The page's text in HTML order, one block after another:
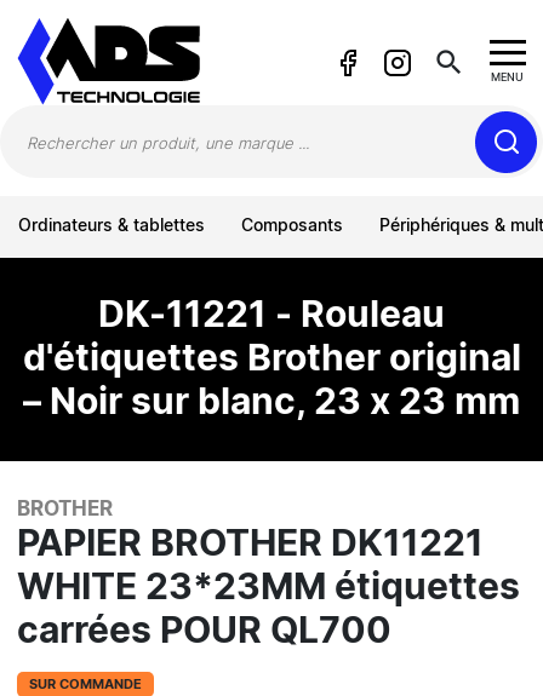
search MENU
Ordinateurs & tablettes Composants Périphériques &
DK-11221 - Rouleau
d'étiquettes Brother original
– Noir sur blanc, 23 x 23 mm
BROTHER
PAPIER BROTHER DK11221
WHITE 23*23MM étiquettes
carrées POUR QL700
SUR COMMANDE